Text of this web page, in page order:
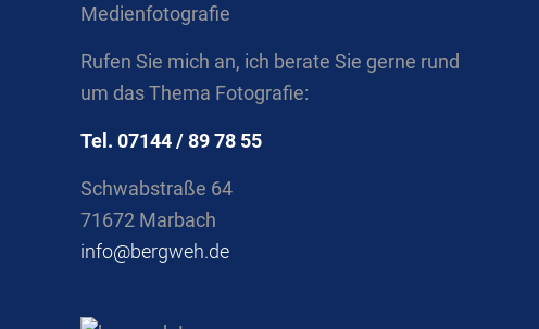
Medienfotografie
Rufen Sie mich an, ich berate Sie gerne rund
um das Thema Fotografie:
Tel. 07144 / 89 78 55
Schwabstraße 64
71672 Marbach
info@bergweh.de